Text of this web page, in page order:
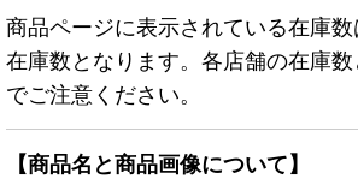
商品ページに表示されている在庫
在庫数となります。各店舗の在庫
でご注意ください。
【商品名と商品画像について】